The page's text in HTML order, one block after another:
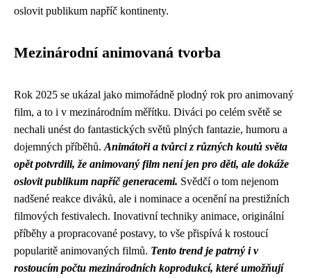
oslovit publikum napříč kontinenty.
Mezinárodní animovaná tvorba
Rok 2025 se ukázal jako mimořádně plodný rok pro animovaný
film, a to i v mezinárodním měřítku. Diváci po celém světě se
nechali unést do fantastických světů plných fantazie, humoru a
dojemných příběhů. Animátoři a tvůrci z různých koutů světa
opět potvrdili, že animovaný film není jen pro děti, ale dokáže
oslovit publikum napříč generacemi. Svědčí o tom nejenom
nadšené reakce diváků, ale i nominace a ocenění na prestižních
filmových festivalech. Inovativní techniky animace, originální
příběhy a propracované postavy, to vše přispívá k rostoucí
popularitě animovaných filmů. Tento trend je patrný i v
rostoucím počtu mezinárodních koprodukcí, které umožňují